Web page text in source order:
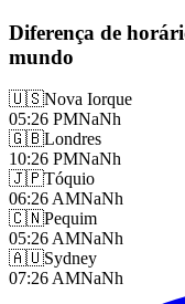
Diferença de
mundo
🇺🇸Nova Iorque
05:26 PMNaNh
🇬🇧Londres
10:26 PMNaNh
🇯🇵Tóquio
06:26 AMNaNh
🇨🇳Pequim
05:26 AMNaNh
🇦🇺Sydney
07:26 AMNaNh